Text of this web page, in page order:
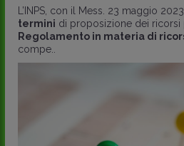
L’INPS, con il Mess. 23 maggio
termini di proposizione dei ricorsi
Regolamento in materia di
compe..